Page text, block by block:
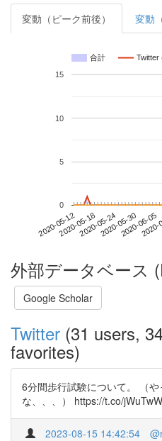
変動（ピーク前後） 変動
合計 Twitter
2020-05-122020-05-182020-05-242020-05-302020-06-05
0
5
10
15
外部データベース
Google Scholar
Twitter (31 users,
favorites)
6分間歩行試験について。 （
な、、、） https://t.co/
2023-08-15 14:42:54